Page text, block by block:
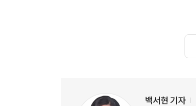
백서현 기자